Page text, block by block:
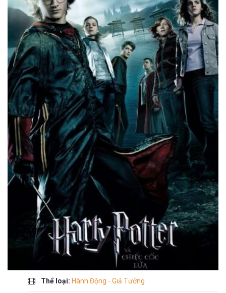
Thể loại: Hành Động - Giả Tưởng